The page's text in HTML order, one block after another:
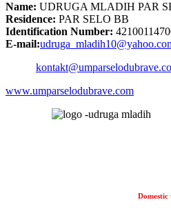
Name: UDRUGA MLADIH PAR
Residence: PAR SELO BB
Identification Number:
E-mail:
www.umparselodubrave.com
Domestic